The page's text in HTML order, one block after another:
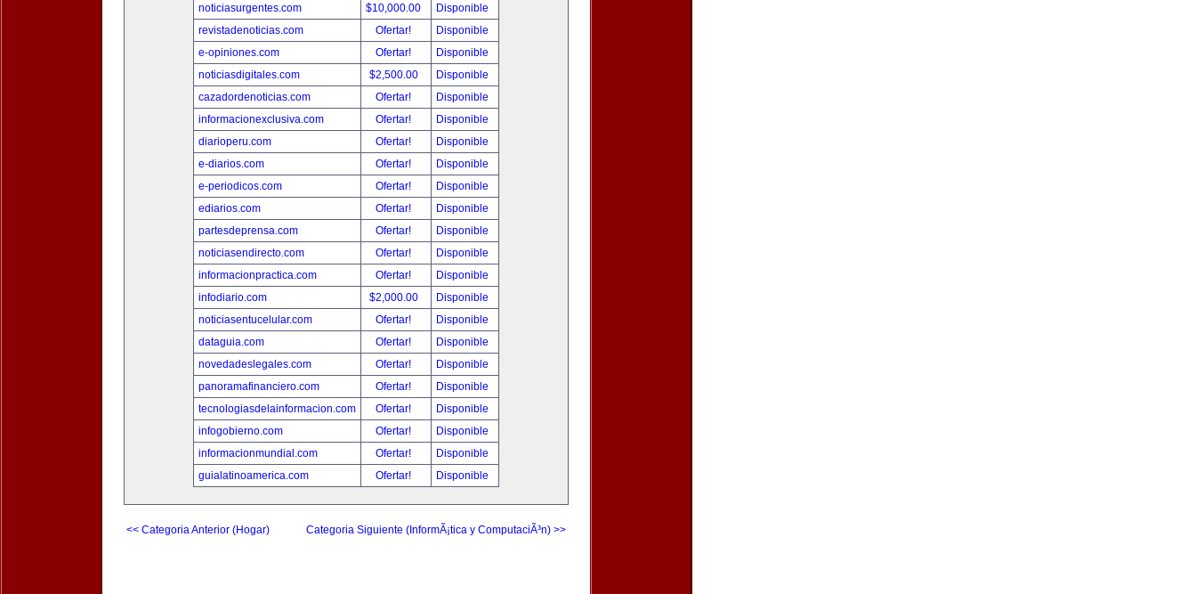
noticiasurgentes.com
$10,000.00
Disponible
revistadenoticias.com
Ofertar!
Disponible
e-opiniones.com
Ofertar!
Disponible
noticiasdigitales.com
$2,500.00
Disponible
cazadordenoticias.com
Ofertar!
Disponible
informacionexclusiva.com
Ofertar!
Disponible
diarioperu.com
Ofertar!
Disponible
e-diarios.com
Ofertar!
Disponible
e-periodicos.com
Ofertar!
Disponible
ediarios.com
Ofertar!
Disponible
partesdeprensa.com
Ofertar!
Disponible
noticiasendirecto.com
Ofertar!
Disponible
informacionpractica.com
Ofertar!
Disponible
infodiario.com
$2,000.00
Disponible
noticiasentucelular.com
Ofertar!
Disponible
dataguia.com
Ofertar!
Disponible
novedadeslegales.com
Ofertar!
Disponible
panoramafinanciero.com
Ofertar!
Disponible
tecnologiasdelainformacion.com
Ofertar!
Disponible
infogobierno.com
Ofertar!
Disponible
informacionmundial.com
Ofertar!
Disponible
guialatinoamerica.com
Ofertar! Disponible
<< Categoria Anterior (Hogar) Categoria Siguiente (InformÃ¡tica y ComputaciÃ³n) >>